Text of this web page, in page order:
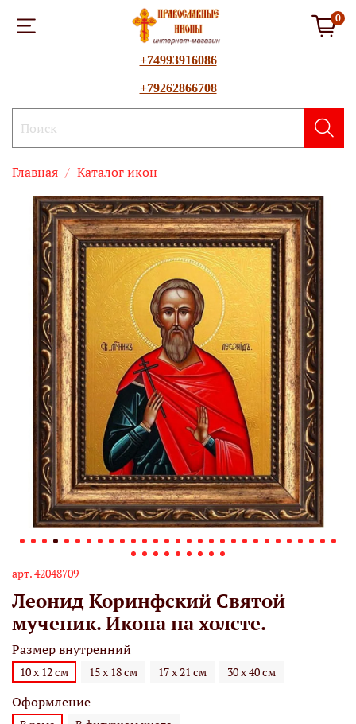
0
+74993916086
+79262866708
Главная Каталог икон
арт.42048709
Леонид Коринфский Святой
мученик. Икона на холсте.
Размер внутренний
10 х 12 см 15 х 18 см 17 х 21 см 30 х 40 см
Оформление